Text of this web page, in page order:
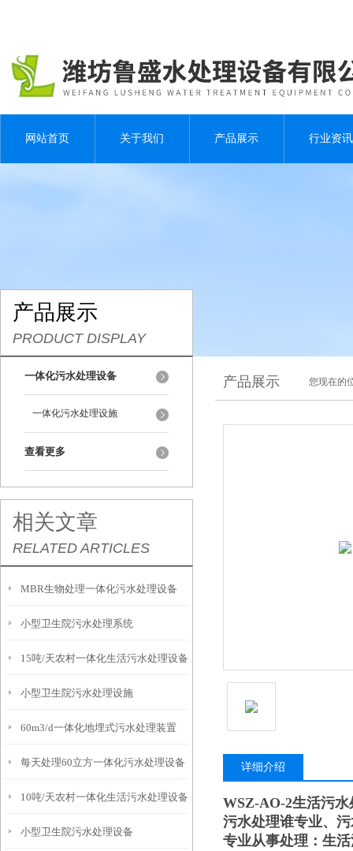
网站首页 关于我们 产品展示 行业资讯
产品展示
PRODUCT DISPLAY
一体化污水处理设备
一体化污水处理设施
查看更多
相关文章
RELATED ARTICLES
MBR生物处理一体化污水处理设备
小型卫生院污水处理系统
15吨/天农村一体化生活污水处理设备
小型卫生院污水处理设施
60m3/d一体化地埋式污水处理装置
每天处理60立方一体化污水处理设备
10吨/天农村一体化生活污水处理设备
小型卫生院污水处理设备
产品展示 您现在的
详细介绍
WSZ-AO-2生活污水
污水处理谁专业、
专业从事处理：生